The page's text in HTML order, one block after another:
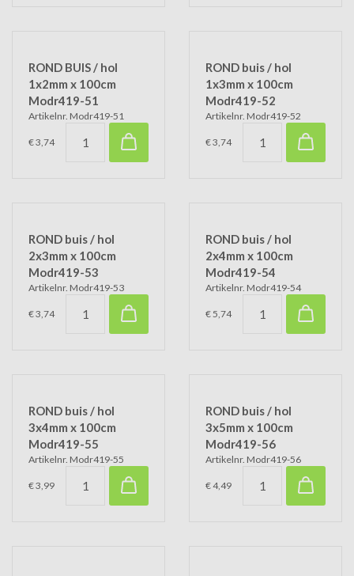
ROND BUIS / hol
1x2mm x 100cm
Modr419-51
Artikelnr. Modr419-51
€ 3,74
ROND buis / hol
1x3mm x 100cm
Modr419-52
Artikelnr. Modr419-52
€ 3,74
ROND buis / hol
2x3mm x 100cm
Modr419-53
Artikelnr. Modr419-53
€ 3,74
ROND buis / hol
2x4mm x 100cm
Modr419-54
Artikelnr. Modr419-54
€ 5,74
ROND buis / hol
3x4mm x 100cm
Modr419-55
Artikelnr. Modr419-55
€ 3,99
ROND buis / hol
3x5mm x 100cm
Modr419-56
Artikelnr. Modr419-56
€ 4,49